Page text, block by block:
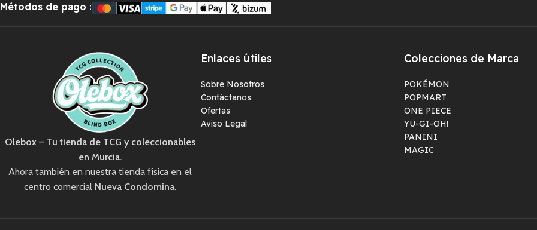
Métodos de pago :
Olebox – Tu tienda de TCG y coleccionables
en Murcia.
Ahora también en nuestra tienda física en el
centro comercial Nueva Condomina.
Enlaces útiles
Sobre Nosotros
Contáctanos
Ofertas
Aviso Legal
Colecciones de Marca
POKÉMON
POPMART
ONE PIECE
YU-GI-OH!
PANINI
MAGIC